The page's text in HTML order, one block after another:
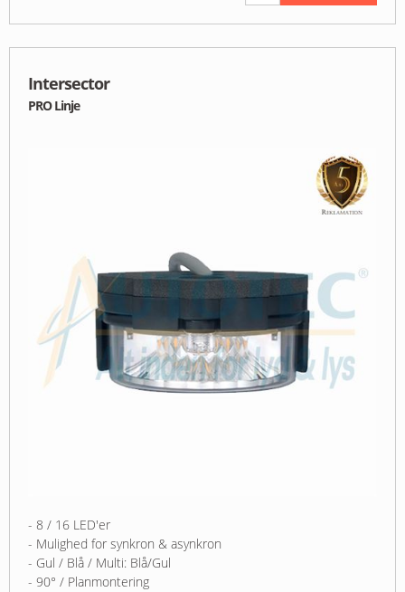
Intersector
PRO Linje
- 8 / 16 LED'er
- Mulighed for synkron & asynkron
- Gul / Blå / Multi: Blå/Gul
- 90° / Planmontering